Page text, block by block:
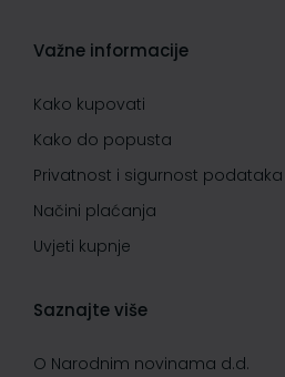
Važne informacije
Kako kupovati
Kako do popusta
Privatnost i sigurnost podataka
Načini plaćanja
Uvjeti kupnje
Saznajte više
O Narodnim novinama d.d.